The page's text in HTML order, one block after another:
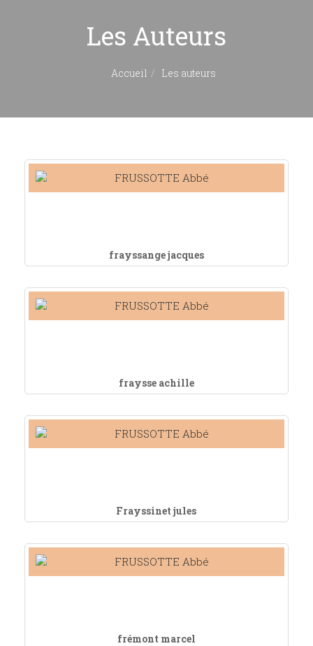
Les Auteurs
Accueil Les auteurs
frayssange jacques
fraysse achille
Frayssinet jules
frémont marcel